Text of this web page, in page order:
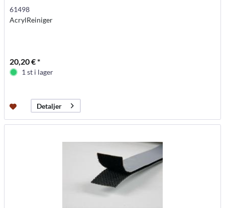
61498
AcrylReiniger
20,20 € *
1 st i lager
Detaljer